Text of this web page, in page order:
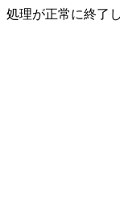
処理が正常に終了